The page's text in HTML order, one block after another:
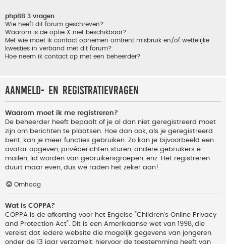
phpBB 3 vragen
Wie heeft dit forum geschreven?
Waarom is de optie X niet beschikbaar?
Met wie moet ik contact opnemen omtrent misbruik en/of wettelijke
kwesties in verband met dit forum?
Hoe neem ik contact op met een beheerder?
Aanmeld- en registratievragen
Waarom moet ik me registreren?
De beheerder heeft bepaalt of je al dan niet geregistreerd moet
zijn om berichten te plaatsen. Hoe dan ook, als je geregistreerd
bent, kan je meer functies gebruiken. Zo kan je bijvoorbeeld een
avatar opgeven, privéberichten sturen, andere gebruikers e-
mailen, lid worden van gebruikersgroepen, enz. Het registreren
duurt maar even, dus we raden het zeker aan!
Omhoog
Wat is COPPA?
COPPA is de afkorting voor het Engelse "Children’s Online Privacy
and Protection Act". Dit is een Amerikaanse wet van 1998, die
vereist dat iedere website die mogelijk gegevens van jongeren
onder de 13 jaar verzamelt, hiervoor de toestemming heeft van